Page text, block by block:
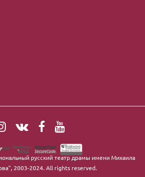
русский театр драмы имени Михаила
, 2003-2024. All rights reserved.